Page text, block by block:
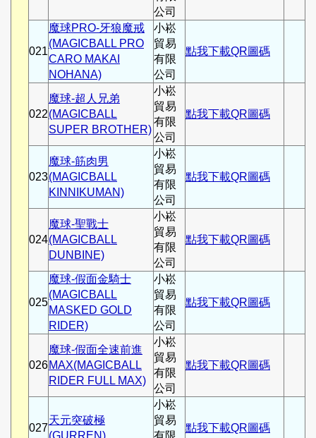
公司
021
魔球PRO-牙狼魔戒
(MAGICBALL PRO
CARO MAKAI
NOHANA)
小崧
貿易
有限
公司
點我下載QR圖碼
022
魔球-超人兄弟
(MAGICBALL
SUPER BROTHER)
小崧
貿易
有限
公司
點我下載QR圖碼
023
魔球-筋肉男
(MAGICBALL
KINNIKUMAN)
小崧
貿易
有限
公司
點我下載QR圖碼
024
魔球-聖戰士
(MAGICBALL
DUNBINE)
小崧
貿易
有限
公司
點我下載QR圖碼
025
魔球-假面金騎士
(MAGICBALL
MASKED GOLD
RIDER)
小崧
貿易
有限
公司
點我下載QR圖碼
026
魔球-假面全速前進
MAX(MAGICBALL
RIDER FULL MAX)
小崧
貿易
有限
公司
點我下載QR圖碼
027
天元突破極
(GURREN)
小崧
貿易
有限
點我下載QR圖碼